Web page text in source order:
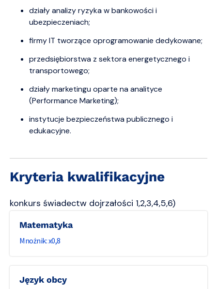
działy analizy ryzyka w bankowości i
ubezpieczeniach;
firmy IT tworzące oprogramowanie dedykowane;
przedsiębiorstwa z sektora energetycznego i
transportowego;
działy marketingu oparte na analityce
(Performance Marketing);
instytucje bezpieczeństwa publicznego i
edukacyjne.
Kryteria kwalifikacyjne
konkurs świadectw dojrzałości 1,2,3,4,5,6)
matematyka
0,8
język obcy